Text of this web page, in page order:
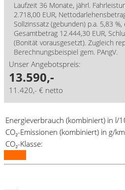
Laufzeit 36 Monate, jährl.
2.718,00 EUR,
Sollzinssatz (gebunden) p.a. 5,83
Gesamtbetrag 12.444,30 EUR,
(Bonität vorausgesetzt). Zugleich
Berechnungsbeispiel gem. PAngV.
Unser Angebotspreis:
13.590,-
11.420,- € netto
Energieverbrauch (kombiniert) in l/
CO₂-Emissionen (kombiniert) in g/
CO₂-Klasse: